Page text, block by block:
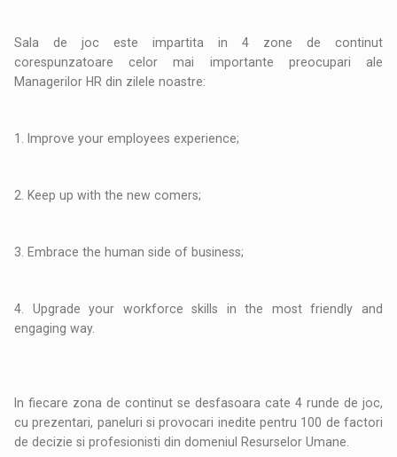
Sala de joc este impartita in 4 zone de continut
corespunzatoare celor mai importante preocupari ale
Managerilor HR din zilele noastre:
1. Improve your employees experience;
2. Keep up with the new comers;
3. Embrace the human side of business;
4. Upgrade your workforce skills in the most friendly and
engaging way.
In fiecare zona de continut se desfasoara cate 4 runde de joc,
cu prezentari, paneluri si provocari inedite pentru 100 de factori
de decizie si profesionisti din domeniul Resurselor Umane.